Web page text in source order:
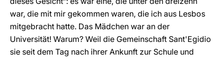
war, die mit mir gekommen waren, die ich aus Lesbos
mitgebracht hatte. Das Mädchen war an der
Universität! Warum? Weil die Gemeinschaft Sant'Egidio
sie seit dem Tag nach ihrer Ankunft zur Schule und